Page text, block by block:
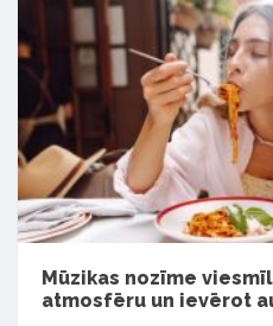
Mūzikas nozīme
atmosfēru un ievērot